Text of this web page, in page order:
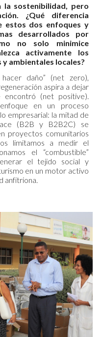
la sostenibilidad, pero
¿Qué diferencia
estos dos enfoques y
desarrollados por
no solo minimice
activamente los
ambientales locales?
daño” (net zero),
aspira a dejar
(net positive).
en un proceso
empresarial: la mitad de
(B2B y B2B2C) se
proyectos comunitarios
limitamos a medir el
el “combustible”
el tejido social y
en un motor activo
anfitriona.